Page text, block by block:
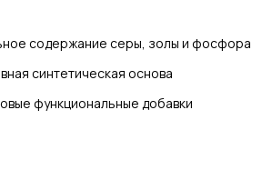
содержание серы, золы и фосфора
синтетическая основа
функциональные добавки